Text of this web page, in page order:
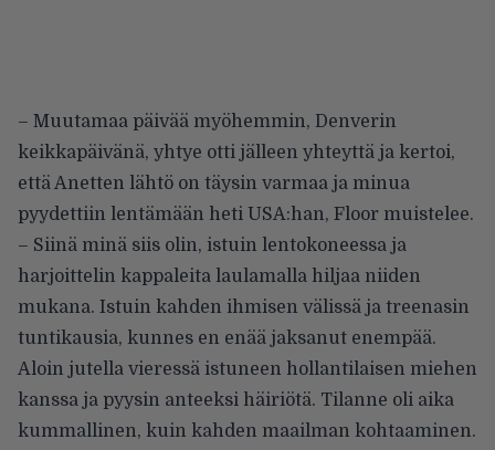
– Muutamaa päivää myöhemmin, Denverin
keikkapäivänä, yhtye otti jälleen yhteyttä ja kertoi,
että Anetten lähtö on täysin varmaa ja minua
pyydettiin lentämään heti USA:han, Floor muistelee.
– Siinä minä siis olin, istuin lentokoneessa ja
harjoittelin kappaleita laulamalla hiljaa niiden
mukana. Istuin kahden ihmisen välissä ja treenasin
tuntikausia, kunnes en enää jaksanut enempää.
Aloin jutella vieressä istuneen hollantilaisen miehen
kanssa ja pyysin anteeksi häiriötä. Tilanne oli aika
kummallinen, kuin kahden maailman kohtaaminen.